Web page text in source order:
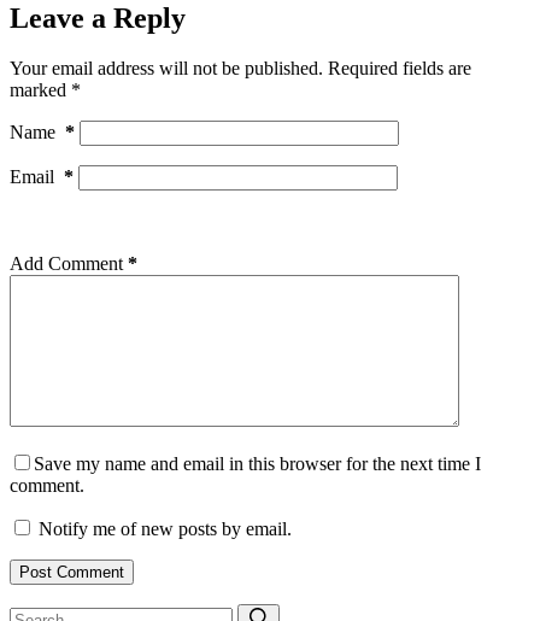
Leave a Reply
Your email address will not be published. Required fields are
marked *
Name *
Email *
Add Comment*
Save my name and email in this browser for the next time I
comment.
Notify me of new posts by email.
Post Comment